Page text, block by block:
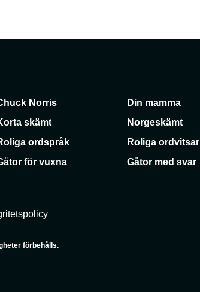
Norris Din mamma
skämt Norgeskämt
ordspråk Roliga ordvitsar
för vuxna Gåtor med svar
förbehålls.